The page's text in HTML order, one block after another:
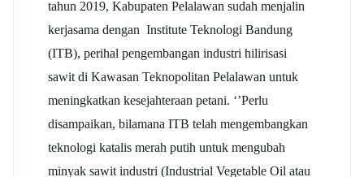
tahun 2019, Kabupaten Pelalawan sudah menjalin
kerjasama dengan Institute Teknologi Bandung
(ITB), perihal pengembangan industri hilirisasi
sawit di Kawasan Teknopolitan Pelalawan untuk
meningkatkan kesejahteraan petani. ‘’Perlu
disampaikan, bilamana ITB telah mengembangkan
teknologi katalis merah putih untuk mengubah
minyak sawit industri (Industrial Vegetable Oil atau